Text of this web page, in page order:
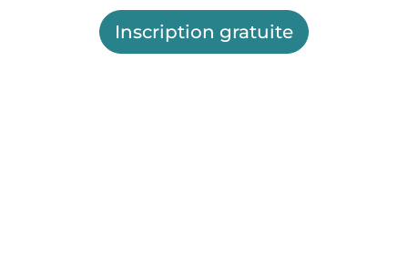
Inscription gratuite